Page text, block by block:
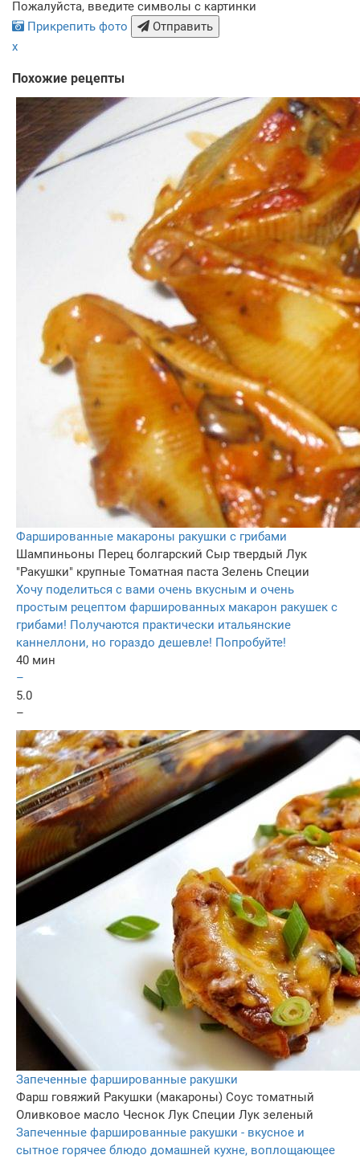
Пожалуйста, введите символы с картинки
Прикрепить фото
Отправить
x
Похожие рецепты
Фаршированные макароны ракушки с грибами
Шампиньоны Перец болгарский Сыр твердый Лук
"Ракушки" крупные Томатная паста Зелень Специи
Хочу поделиться с вами очень вкусным и очень
простым рецептом фаршированных макарон ракушек с
грибами! Получаются практически итальянские
каннеллони, но гораздо дешевле! Попробуйте!
40 мин
–
5.0
–
Запеченные фаршированные ракушки
Фарш говяжий Ракушки (макароны) Соус томатный
Оливковое масло Чеснок Лук Специи Лук зеленый
Запеченные фаршированные ракушки - вкусное и
сытное горячее блюдо домашней кухне, воплощающее